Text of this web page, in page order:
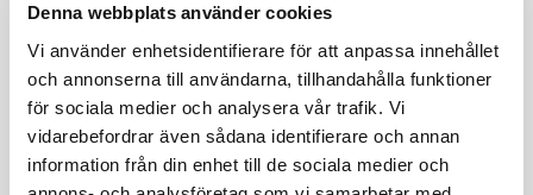
Denna webbplats använder cookies
Vi använder enhetsidentifierare för att anpassa innehållet
och annonserna till användarna, tillhandahålla funktioner
för sociala medier och analysera vår trafik. Vi
vidarebefordrar även sådana identifierare och annan
information från din enhet till de sociala medier och
Specifikation
Beskrivning
Art. nr:A16568